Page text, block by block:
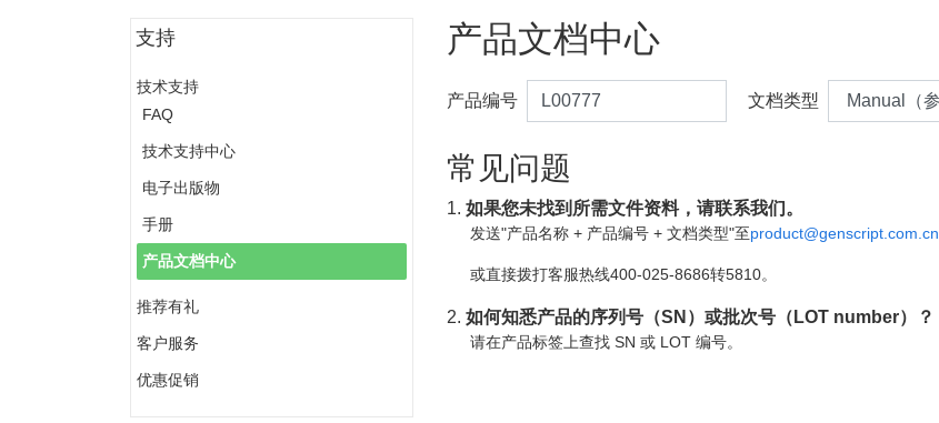
支持
技术支持
FAQ
技术支持中心
电子出版物
手册
产品文档中心
推荐有礼
客户服务
优惠促销
产品文档中心
产品编号 文档类型
常见问题
1. 如果您未找到所需文件资料，请联系我们。
发送"产品名称 + 产品编号 + 文档类型"至product@genscript.com.cn
或直接拨打客服热线400-025-8686转5810。
2. 如何知悉产品的序列号（SN）或批次号（LOT number）？
请在产品标签上查找 SN 或 LOT 编号。